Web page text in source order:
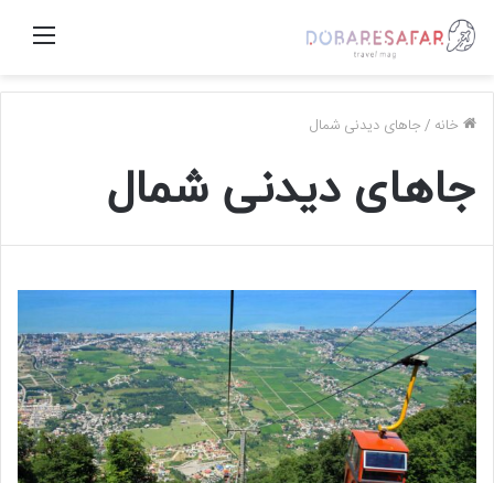
منو
خانه /جاهای دیدنی شمال
جاهای دیدنی شمال